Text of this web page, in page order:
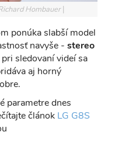
Hombauer
ponúka slabší model
navyše - stereo
sledovaní videí sa
aj horný
parametre dnes
článok LG G8S